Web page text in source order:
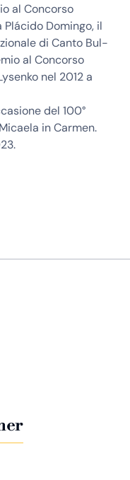
al Concorso
Domingo, il
di Canto Bul-
al Concorso
nel 2012 a
del 100°
in Carmen.